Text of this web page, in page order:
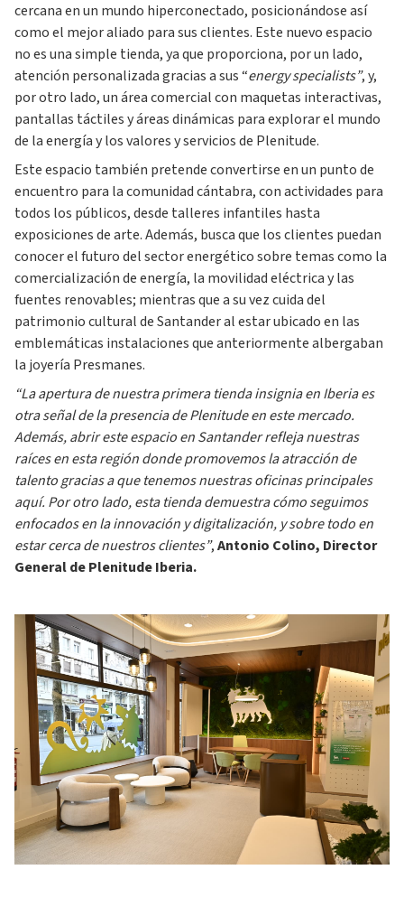
cercana en un mundo hiperconectado, posicionándose así
como el mejor aliado para sus clientes. Este nuevo espacio
no es una simple tienda, ya que proporciona, por un lado,
atención personalizada gracias a sus “energy specialists”, y,
por otro lado, un área comercial con maquetas interactivas,
pantallas táctiles y áreas dinámicas para explorar el mundo
de la energía y los valores y servicios de Plenitude.
Este espacio también pretende convertirse en un punto de
encuentro para la comunidad cántabra, con actividades para
todos los públicos, desde talleres infantiles hasta
exposiciones de arte. Además, busca que los clientes puedan
conocer el futuro del sector energético sobre temas como la
comercialización de energía, la movilidad eléctrica y las
fuentes renovables; mientras que a su vez cuida del
patrimonio cultural de Santander al estar ubicado en las
emblemáticas instalaciones que anteriormente albergaban
la joyería Presmanes.
“La apertura de nuestra primera tienda insignia en Iberia es
otra señal de la presencia de Plenitude en este mercado.
Además, abrir este espacio en Santander refleja nuestras
raíces en esta región donde promovemos la atracción de
talento gracias a que tenemos nuestras oficinas principales
aquí. Por otro lado, esta tienda demuestra cómo seguimos
enfocados en la innovación y digitalización, y sobre todo en
estar cerca de nuestros clientes”,Antonio Colino, Director
General de Plenitude Iberia.